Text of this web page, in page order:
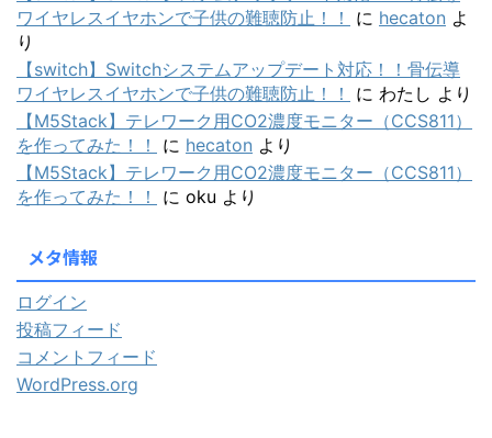
ワイヤレスイヤホンで子供の難聴防止！！
に hecaton よ
り
【switch】Switchシステムアップデート対応！！骨伝導
ワイヤレスイヤホンで子供の難聴防止！！
に わたし より
【M5Stack】テレワーク用CO2濃度モニター（CCS811）
を作ってみた！！
に hecaton より
【M5Stack】テレワーク用CO2濃度モニター（CCS811）
を作ってみた！！
に oku より
メタ情報
ログイン
投稿フィード
コメントフィード
WordPress.org